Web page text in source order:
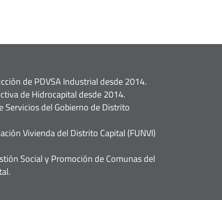
de PDVSA Industrial desde 2014.
de Hidrocapital desde 2014.
Servicios del Gobierno de Distrito
Vivienda del Distrito Capital (FUNVI)
Social y Promoción de Comunas del